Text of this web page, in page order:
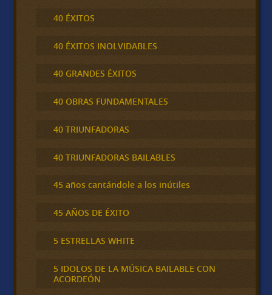
40 ÉXITOS
40 ÉXITOS INOLVIDABLES
40 GRANDES ÉXITOS
40 OBRAS FUNDAMENTALES
40 TRIUNFADORAS
40 TRIUNFADORAS BAILABLES
45 años cantándole a los inútiles
45 AÑOS DE ÉXITO
5 ESTRELLAS WHITE
5 IDOLOS DE LA MÚSICA BAILABLE CON
ACORDEÓN